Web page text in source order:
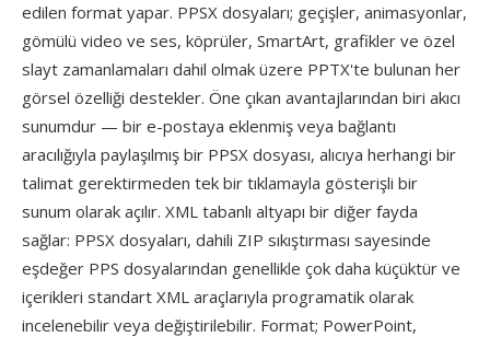
edilen format yapar. PPSX dosyaları; geçişler, animasyonlar,
gömülü video ve ses, köprüler, SmartArt, grafikler ve özel
slayt zamanlamaları dahil olmak üzere PPTX'te bulunan her
görsel özelliği destekler. Öne çıkan avantajlarından biri akıcı
sunumdur — bir e-postaya eklenmiş veya bağlantı
aracılığıyla paylaşılmış bir PPSX dosyası, alıcıya herhangi bir
talimat gerektirmeden tek bir tıklamayla gösterişli bir
sunum olarak açılır. XML tabanlı altyapı bir diğer fayda
sağlar: PPSX dosyaları, dahili ZIP sıkıştırması sayesinde
eşdeğer PPS dosyalarından genellikle çok daha küçüktür ve
içerikleri standart XML araçlarıyla programatik olarak
incelenebilir veya değiştirilebilir. Format; PowerPoint,